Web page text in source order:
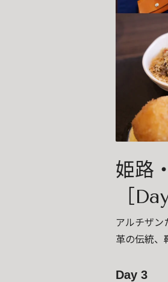
姫路
［
アルチザン
革の伝統、
Day 3